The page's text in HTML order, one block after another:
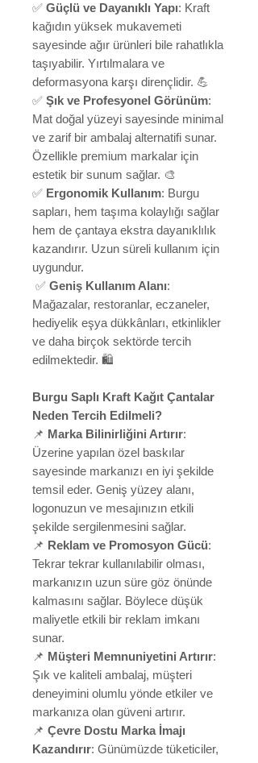
✅ Güçlü ve Dayanıklı Yapı: Kraft
kağıdın yüksek mukavemeti
sayesinde ağır ürünleri bile rahatlıkla
taşıyabilir. Yırtılmalara ve
deformasyona karşı dirençlidir. 💪
✅ Şık ve Profesyonel Görünüm:
Mat doğal yüzeyi sayesinde minimal
ve zarif bir ambalaj alternatifi sunar.
Özellikle premium markalar için
estetik bir sunum sağlar. 🎨
✅ Ergonomik Kullanım: Burgu
sapları, hem taşıma kolaylığı sağlar
hem de çantaya ekstra dayanıklılık
kazandırır. Uzun süreli kullanım için
uygundur.
✅ Geniş Kullanım Alanı:
Mağazalar, restoranlar, eczaneler,
hediyelik eşya dükkânları, etkinlikler
ve daha birçok sektörde tercih
edilmektedir. 🛍️
Burgu Saplı Kraft Kağıt Çantalar
Neden Tercih Edilmeli?
📌 Marka Bilinirliğini Artırır:
Üzerine yapılan özel baskılar
sayesinde markanızı en iyi şekilde
temsil eder. Geniş yüzey alanı,
logonuzun ve mesajınızın etkili
şekilde sergilenmesini sağlar.
📌 Reklam ve Promosyon Gücü:
Tekrar tekrar kullanılabilir olması,
markanızın uzun süre göz önünde
kalmasını sağlar. Böylece düşük
maliyetle etkili bir reklam imkanı
sunar.
📌 Müşteri Memnuniyetini Artırır:
Şık ve kaliteli ambalaj, müşteri
deneyimini olumlu yönde etkiler ve
markanıza olan güveni artırır.
📌 Çevre Dostu Marka İmajı
Kazandırır: Günümüzde tüketiciler,